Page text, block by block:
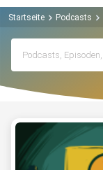
Startseite Podcasts